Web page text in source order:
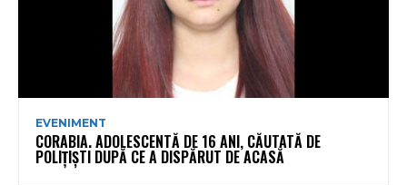
EVENIMENT
CORABIA. ADOLESCENTĂ DE 16 ANI, CĂUTATĂ DE
POLIȚIȘTI DUPĂ CE A DISPĂRUT DE ACASĂ